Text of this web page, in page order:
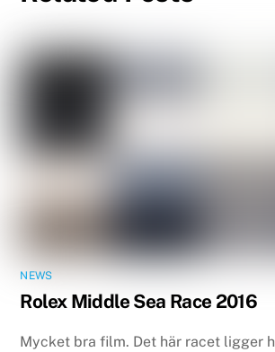
NEWS
Rolex Middle Sea Race 2016
Mycket bra film. Det här racet ligger